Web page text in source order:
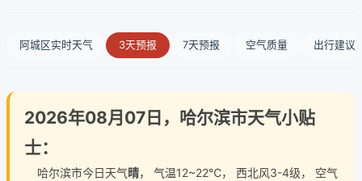
阿城区实时天气 3天预报 7天预报 空气质量 出行建议
2026年08月07日，哈尔滨市天气小贴
士：
哈尔滨市今日天气晴， 气温12~22℃， 西北风3-4级， 空气